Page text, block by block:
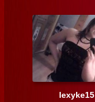
lexyke15